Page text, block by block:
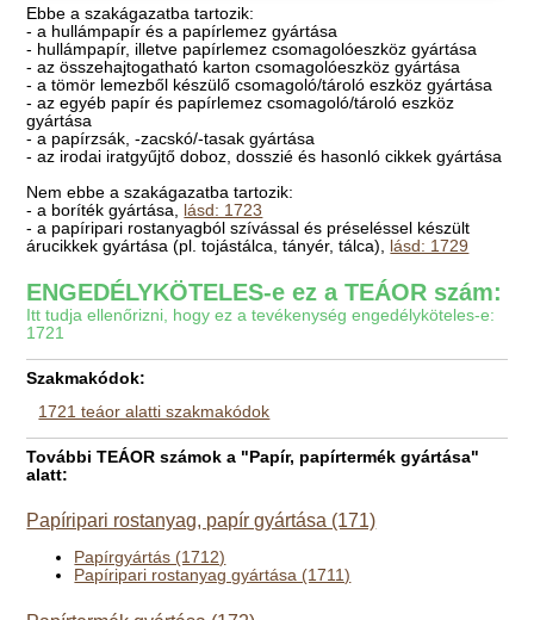
Ebbe a szakágazatba tartozik:
- a hullámpapír és a papírlemez gyártása
- hullámpapír, illetve papírlemez csomagolóeszköz gyártása
- az összehajtogatható karton csomagolóeszköz gyártása
- a tömör lemezből készülő csomagoló/tároló eszköz gyártása
- az egyéb papír és papírlemez csomagoló/tároló eszköz
gyártása
- a papírzsák, -zacskó/-tasak gyártása
- az irodai iratgyűjtő doboz, dosszié és hasonló cikkek gyártása
Nem ebbe a szakágazatba tartozik:
- a boríték gyártása, lásd: 1723
- a papíripari rostanyagból szívással és préseléssel készült
árucikkek gyártása (pl. tojástálca, tányér, tálca), lásd: 1729
ENGEDÉLYKÖTELES-e ez a TEÁOR szám:
Itt tudja ellenőrizni, hogy ez a tevékenység engedélyköteles-e:
1721
Szakmakódok:
1721 teáor alatti szakmakódok
További TEÁOR számok a "Papír, papírtermék gyártása"
alatt:
Papíripari rostanyag, papír gyártása (171)
Papírgyártás (1712)
Papíripari rostanyag gyártása (1711)